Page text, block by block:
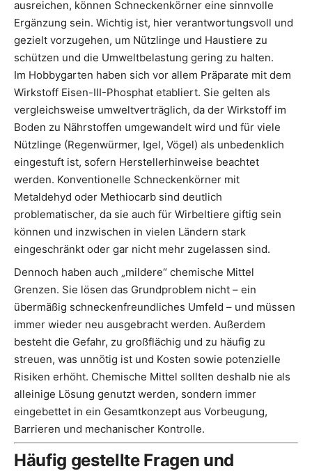
ausreichen, können Schneckenkörner eine sinnvolle
Ergänzung sein. Wichtig ist, hier verantwortungsvoll und
gezielt vorzugehen, um Nützlinge und Haustiere zu
schützen und die Umweltbelastung gering zu halten.
Im Hobbygarten haben sich vor allem Präparate mit dem
Wirkstoff Eisen-III-Phosphat etabliert. Sie gelten als
vergleichsweise umweltverträglich, da der Wirkstoff im
Boden zu Nährstoffen umgewandelt wird und für viele
Nützlinge (Regenwürmer, Igel, Vögel) als unbedenklich
eingestuft ist, sofern Herstellerhinweise beachtet
werden. Konventionelle Schneckenkörner mit
Metaldehyd oder Methiocarb sind deutlich
problematischer, da sie auch für Wirbeltiere giftig sein
können und inzwischen in vielen Ländern stark
eingeschränkt oder gar nicht mehr zugelassen sind.
Dennoch haben auch „mildere“ chemische Mittel
Grenzen. Sie lösen das Grundproblem nicht – ein
übermäßig schneckenfreundliches Umfeld – und müssen
immer wieder neu ausgebracht werden. Außerdem
besteht die Gefahr, zu großflächig und zu häufig zu
streuen, was unnötig ist und Kosten sowie potenzielle
Risiken erhöht. Chemische Mittel sollten deshalb nie als
alleinige Lösung genutzt werden, sondern immer
eingebettet in ein Gesamtkonzept aus Vorbeugung,
Barrieren und mechanischer Kontrolle.
Häufig gestellte Fragen und